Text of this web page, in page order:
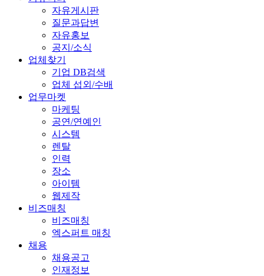
자유게시판
질문과답변
자유홍보
공지/소식
업체찾기
기업 DB검색
업체 섭외/수배
업무마켓
마케팅
공연/연예인
시스템
렌탈
인력
장소
아이템
웹제작
비즈매칭
비즈매칭
엑스퍼트 매칭
채용
채용공고
인재정보